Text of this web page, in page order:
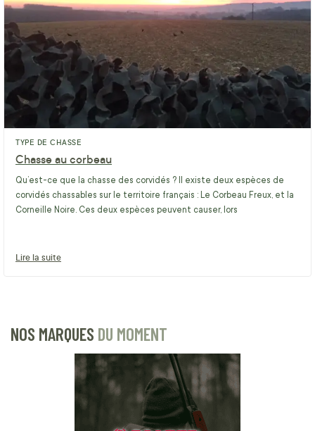
TYPE DE CHASSE
Chasse au corbeau
Qu’est-ce que la chasse des corvidés ? Il existe deux espèces de
corvidés chassables sur le territoire français : Le Corbeau Freux, et la
Corneille Noire. Ces deux espèces peuvent causer, lors
Lire la suite
NOS MARQUES DU MOMENT